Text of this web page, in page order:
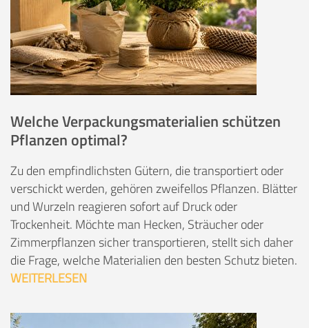
Welche Verpackungsmaterialien schützen
Pflanzen optimal?
Zu den empfindlichsten Gütern, die transportiert oder
verschickt werden, gehören zweifellos Pflanzen. Blätter
und Wurzeln reagieren sofort auf Druck oder
Trockenheit. Möchte man Hecken, Sträucher oder
Zimmerpflanzen sicher transportieren, stellt sich daher
die Frage, welche Materialien den besten Schutz bieten.
WEITERLESEN